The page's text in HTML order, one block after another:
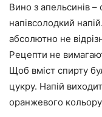
Вино з апельсинів
напівсолодкий
абсолютно не
Рецепти не
Щоб вміст спирту
цукру. Напій
оранжевого